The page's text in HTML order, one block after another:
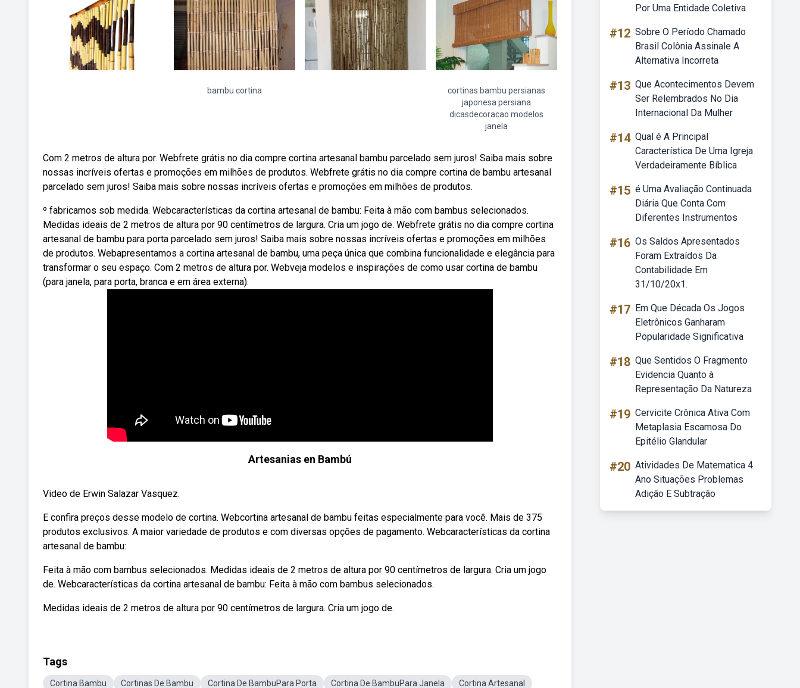
bambu cortina
cortinas bambu persianas
japonesa persiana
dicasdecoracao modelos
janela
Com 2 metros de altura por. Webfrete grátis no dia compre cortina artesanal bambu parcelado sem juros! Saiba mais sobre
nossas incríveis ofertas e promoções em milhões de produtos. Webfrete grátis no dia compre cortina de bambu artesanal
parcelado sem juros! Saiba mais sobre nossas incríveis ofertas e promoções em milhões de produtos.
º fabricamos sob medida. Webcaracterísticas da cortina artesanal de bambu: Feita à mão com bambus selecionados.
Medidas ideais de 2 metros de altura por 90 centímetros de largura. Cria um jogo de. Webfrete grátis no dia compre cortina
artesanal de bambu para porta parcelado sem juros! Saiba mais sobre nossas incríveis ofertas e promoções em milhões
de produtos. Webapresentamos a cortina artesanal de bambu, uma peça única que combina funcionalidade e elegância para
transformar o seu espaço. Com 2 metros de altura por. Webveja modelos e inspirações de como usar cortina de bambu
(para janela, para porta, branca e em área externa).
Artesanias en Bambú
Video de Erwin Salazar Vasquez.
E confira preços desse modelo de cortina. Webcortina artesanal de bambu feitas especialmente para você. Mais de 375
produtos exclusivos. A maior variedade de produtos e com diversas opções de pagamento. Webcaracterísticas da cortina
artesanal de bambu:
Feita à mão com bambus selecionados. Medidas ideais de 2 metros de altura por 90 centímetros de largura. Cria um jogo
de. Webcaracterísticas da cortina artesanal de bambu: Feita à mão com bambus selecionados.
Medidas ideais de 2 metros de altura por 90 centímetros de largura. Cria um jogo de.
Tags
Cortina Bambu Cortinas De Bambu Cortina De BambuPara Porta Cortina De BambuPara Janela
Cortina Artesanal
Por Uma Entidade Coletiva
#12 Sobre O Período Chamado
Brasil Colônia Assinale A
Alternativa Incorreta
#13 Que Acontecimentos Devem
Ser Relembrados No Dia
Internacional Da Mulher
#14 Qual é A Principal
Característica De Uma Igreja
Verdadeiramente Bíblica
#15 é Uma Avaliação Continuada
Diária Que Conta Com
Diferentes Instrumentos
#16 Os Saldos Apresentados
Foram Extraídos Da
Contabilidade Em
31/10/20x1.
#17 Em Que Década Os Jogos
Eletrônicos Ganharam
Popularidade Significativa
#18 Que Sentidos O Fragmento
Evidencia Quanto à
Representação Da Natureza
#19 Cervicite Crônica Ativa Com
Metaplasia Escamosa Do
Epitélio Glandular
#20 Atividades De Matematica 4
Ano Situações Problemas
Adição E Subtração